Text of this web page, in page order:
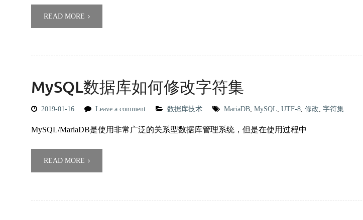
READ MORE
MySQL数据库如何修改字符集
2019-01-16 Leave a comment 数据库技术 MariaDB, MySQL, UTF-8, 修改, 字符集
MySQL/MariaDB是使用非常广泛的关系型数据库管理系统，但是在使用过程中
READ MORE